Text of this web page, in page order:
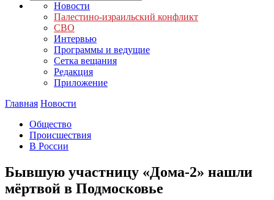
Новости
Палестино-израильский конфликт
СВО
Интервью
Программы и ведущие
Сетка вещания
Редакция
Приложение
Главная Новости
Общество
Происшествия
В России
Бывшую участницу «Дома-2» нашли
мёртвой в Подмосковье